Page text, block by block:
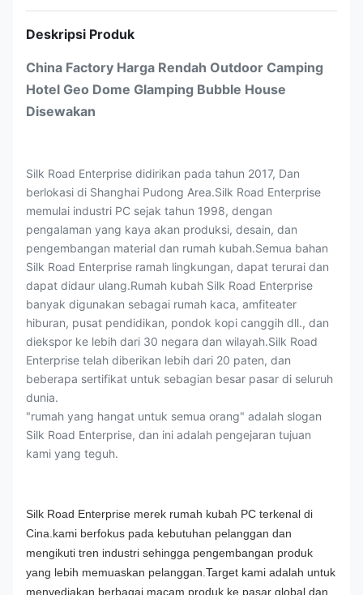
Deskripsi Produk
China Factory Harga Rendah Outdoor Camping
Hotel Geo Dome Glamping Bubble House
Disewakan
Silk Road Enterprise didirikan pada tahun 2017, Dan
berlokasi di Shanghai Pudong Area.Silk Road Enterprise
memulai industri PC sejak tahun 1998, dengan
pengalaman yang kaya akan produksi, desain, dan
pengembangan material dan rumah kubah.Semua bahan
Silk Road Enterprise ramah lingkungan, dapat terurai dan
dapat didaur ulang.Rumah kubah Silk Road Enterprise
banyak digunakan sebagai rumah kaca, amfiteater
hiburan, pusat pendidikan, pondok kopi canggih dll., dan
diekspor ke lebih dari 30 negara dan wilayah.Silk Road
Enterprise telah diberikan lebih dari 20 paten, dan
beberapa sertifikat untuk sebagian besar pasar di seluruh
dunia.
"rumah yang hangat untuk semua orang" adalah slogan
Silk Road Enterprise, dan ini adalah pengejaran tujuan
kami yang teguh.
Silk Road Enterprise merek rumah kubah PC terkenal di
Cina.kami berfokus pada kebutuhan pelanggan dan
mengikuti tren industri sehingga pengembangan produk
yang lebih memuaskan pelanggan.Target kami adalah untuk
menyediakan berbagai macam produk ke pasar global dan